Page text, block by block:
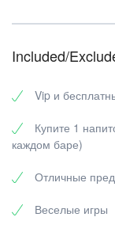
Included/
Vip и
Купите 1
каждом баре)
Отличные
Веселые игры